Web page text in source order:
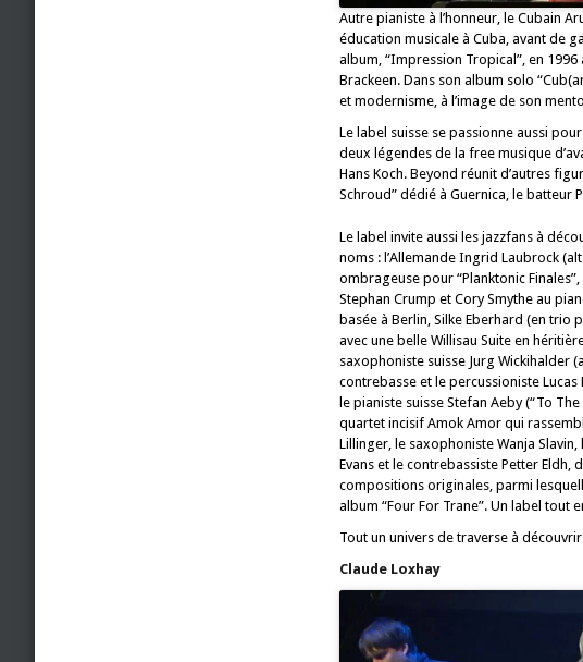
Autre pianiste à l’honneur, le Cubain
éducation musicale à Cuba, avant de
album, “Impression Tropical”, en
Brackeen. Dans son album solo
et modernisme, à l’image de son
Le label suisse se passionne aussi
deux légendes de la free musique
Hans Koch. Beyond réunit d’autres
Schroud” dédié à Guernica, le batteur
Le label invite aussi les jazzfans à
noms : l’Allemande Ingrid Laubrock
ombrageuse pour “Planktonic
Stephan Crump et Cory Smythe au
basée à Berlin, Silke Eberhard (en trio
avec une belle Willisau Suite en
saxophoniste suisse Jurg Wickihalder
contrebasse et le percussioniste Lucas
le pianiste suisse Stefan Aeby (“To
quartet incisif Amok Amor qui
Lillinger, le saxophoniste Wanja
Evans et le contrebassiste Petter Eldh,
compositions originales, parmi
album “Four For Trane”. Un label tout
Tout un univers de traverse à
Claude Loxhay